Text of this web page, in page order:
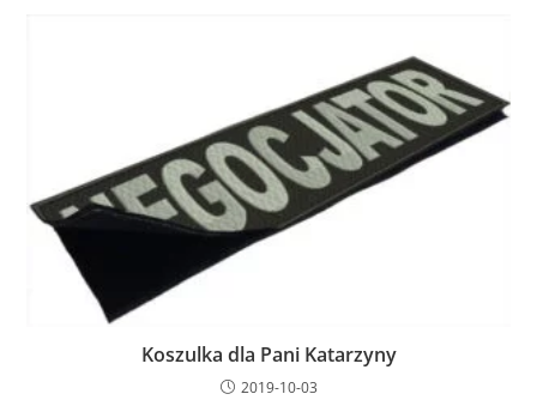
Koszulka dla Pani Katarzyny
2019-10-03